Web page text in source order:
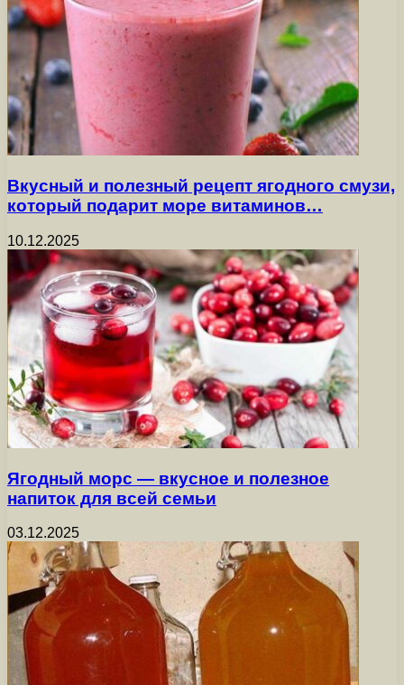
Вкусный и полезный рецепт ягодного смузи,
который подарит море витаминов…
10.12.2025
Ягодный морс — вкусное и полезное
напиток для всей семьи
03.12.2025